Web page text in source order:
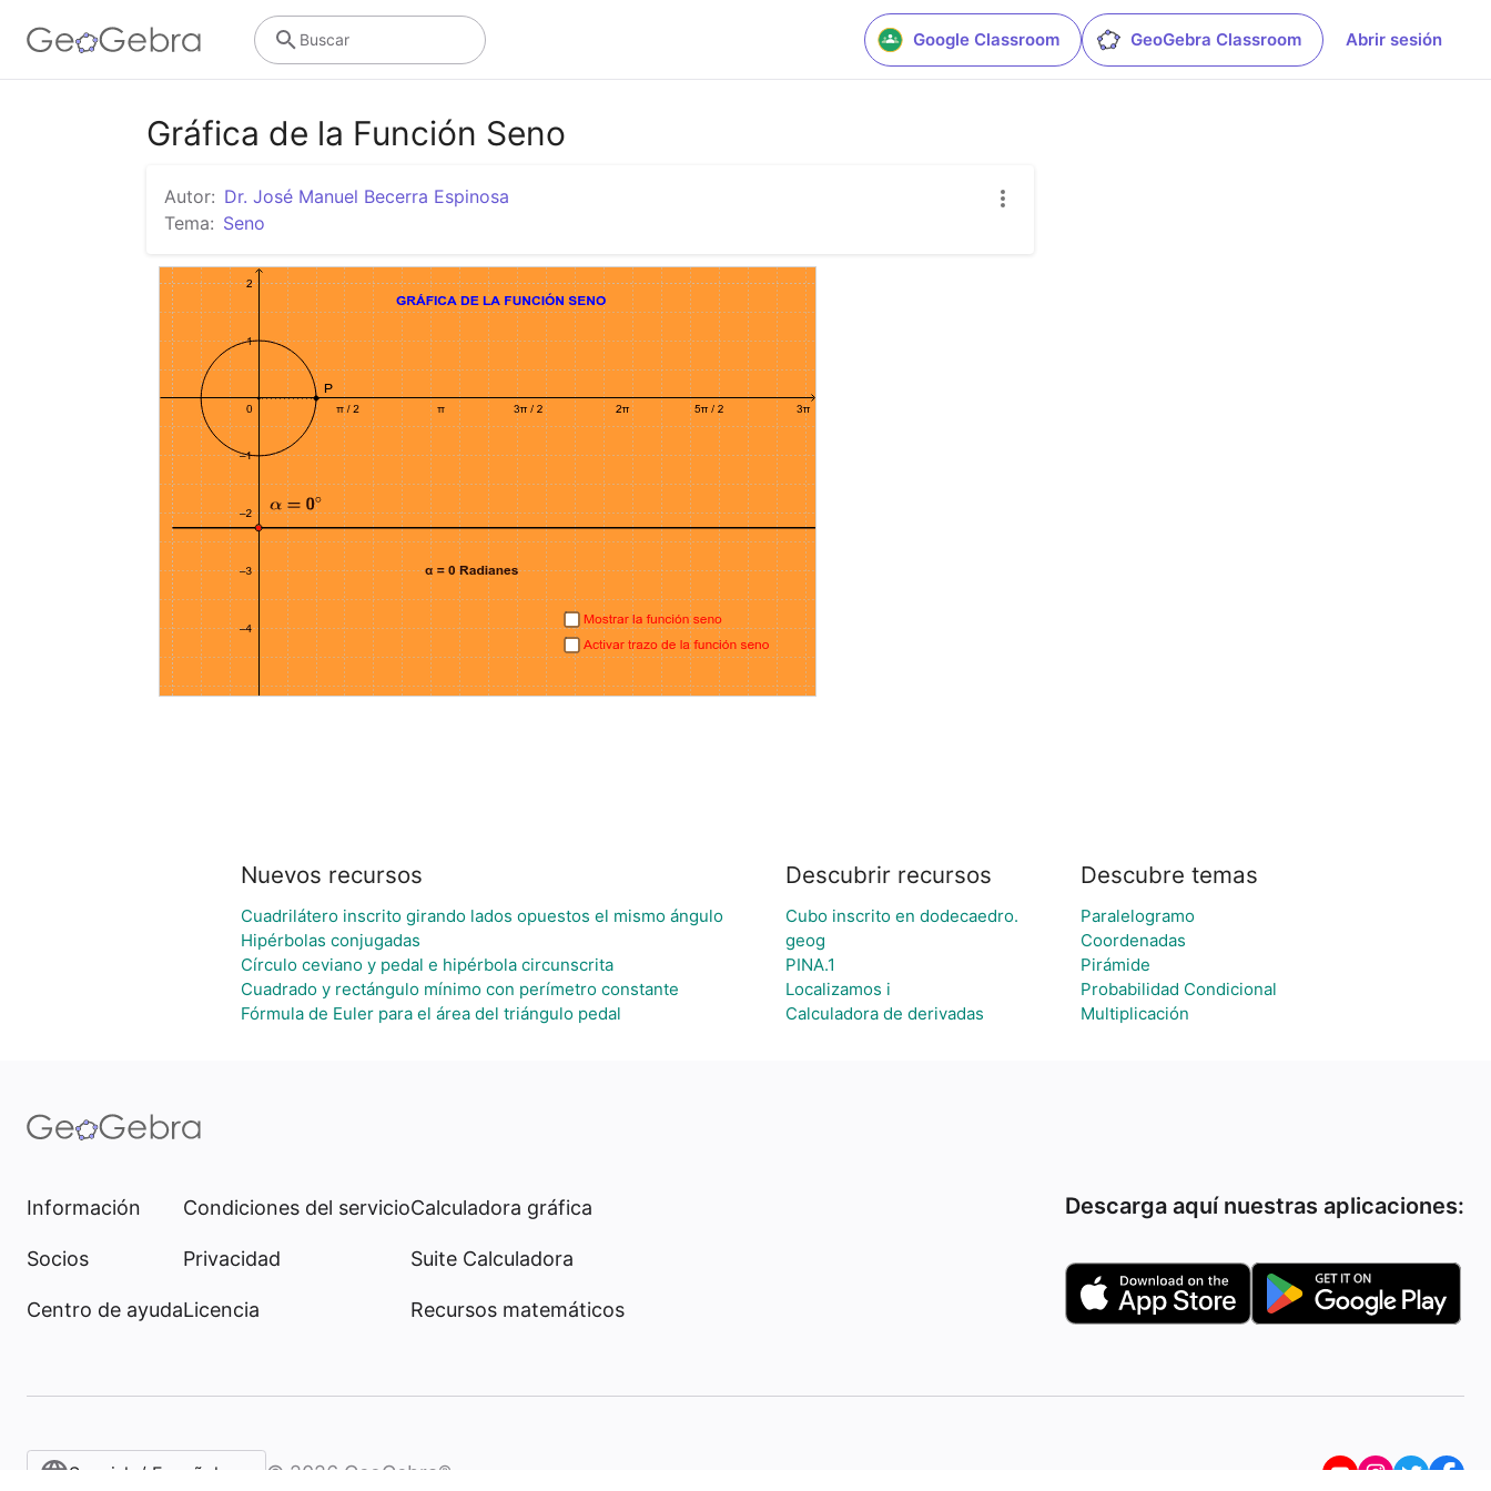
Google Classroom GeoGebra Classroom Abrir sesión
Buscar
Gráfica de la Función Seno
Autor: Dr. José Manuel Becerra Espinosa
Tema: Seno
Nuevos recursos
Cuadrilátero inscrito girando lados opuestos el mismo ángulo
Hipérbolas conjugadas
Círculo ceviano y pedal e hipérbola circunscrita
Cuadrado y rectángulo mínimo con perímetro constante
Fórmula de Euler para el área del triángulo pedal
Descubrir recursos
Cubo inscrito en dodecaedro.
geog
PINA.1
Localizamos i
Calculadora de derivadas
Descubre temas
Paralelogramo
Coordenadas
Pirámide
Probabilidad Condicional
Multiplicación
Información
Socios
Centro de ayuda
Condiciones del servicio
Privacidad
Licencia
Calculadora gráfica
Suite Calculadora
Recursos matemáticos
Descarga aquí nuestras aplicaciones:
Spanish / Español (internacional)
© 2026 GeoGebra®